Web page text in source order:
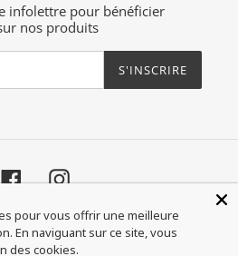
infolettre pour bénéficier
nos produits
S'INSCRIRE
FacebookInstagram
Moyens
de
pour vous offrir une meilleure
En naviguant sur ce site, vous